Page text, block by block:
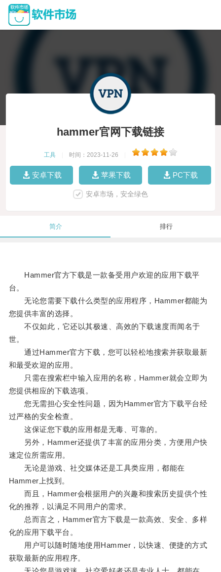
hammer官网下载链接
工具 时间：2023-11-26
安卓下载 苹果下载 PC下载
安卓市场，安全绿色
简介 排行
Hammer官方下载是一款备受用户欢迎的应用下载平
台。
无论您需要下载什么类型的应用程序，Hammer都能为
您提供丰富的选择。
不仅如此，它还以其极速、高效的下载速度而闻名于
世。
通过Hammer官方下载，您可以轻松地搜索并获取最新
和最受欢迎的应用。
只需在搜索栏中输入应用的名称，Hammer就会立即为
您提供相应的下载选项。
您无需担心安全性问题，因为Hammer官方下载平台经
过严格的安全检查。
这保证您下载的应用都是无毒、可靠的。
另外，Hammer还提供了丰富的应用分类，方便用户快
速定位所需应用。
无论是游戏、社交媒体还是工具类应用，都能在
Hammer上找到。
而且，Hammer会根据用户的兴趣和搜索历史提供个性
化的推荐，以满足不同用户的需求。
总而言之，Hammer官方下载是一款高效、安全、多样
化的应用下载平台。
用户可以随时随地使用Hammer，以快速、便捷的方式
获取最新的应用程序。